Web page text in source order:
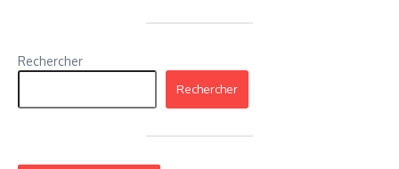
Rechercher
Rechercher